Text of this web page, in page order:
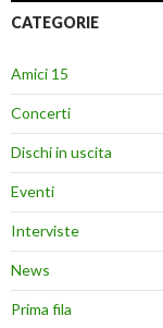
CATEGORIE
Amici 15
Concerti
Dischi in uscita
Eventi
Interviste
News
Prima fila